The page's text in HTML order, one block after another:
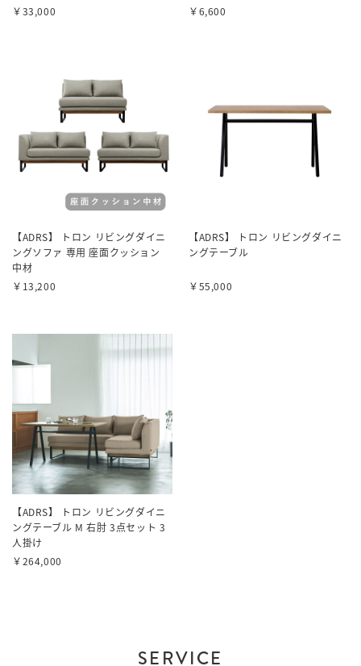
￥33,000
￥6,600
【ADRS】 トロン リビングダイニ
ングソファ 専用 座面クッション
中材
￥13,200
【ADRS】 トロン リビングダイニ
ングテーブル
￥55,000
【ADRS】 トロン リビングダイニ
ングテーブル M 右肘 3点セット 3
人掛け
￥264,000
SERVICE